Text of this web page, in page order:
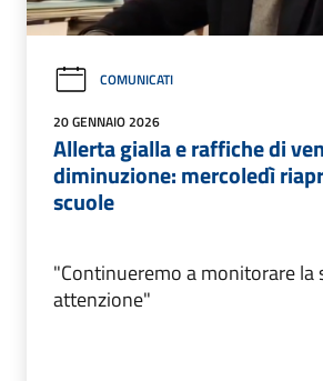
COMUNICATI
20 GENNAIO 2026
Allerta gialla e raffiche di
diminuzione: mercoledì
scuole
"Continueremo a monitorare la
attenzione"